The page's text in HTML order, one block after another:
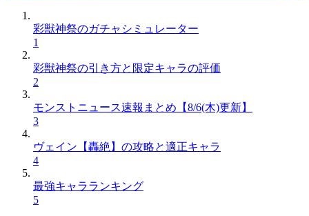
彩獣神祭のガチャシミュレーター
1
彩獣神祭の引き方と限定キャラの評価
2
モンストニュース速報まとめ【8/6(木)更新】
3
ヴェイン【轟絶】の攻略と適正キャラ
4
最強キャラランキング
5